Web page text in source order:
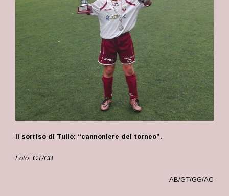
Il sorriso di Tullo: “cannoniere del torneo”.
Foto: GT/CB
AB/GT/GG/AC